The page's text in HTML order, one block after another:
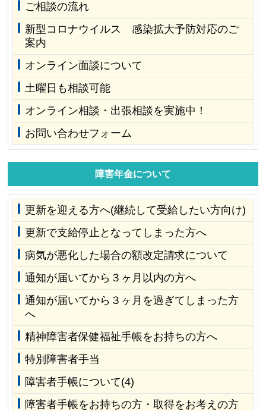
ご相談の流れ
新型コロナウイルス 感染拡大予防対応のご
案内
オンライン面談について
土曜日も相談可能
オンライン相談・出張相談を実施中！
お問い合わせフォーム
障害年金について
更新を迎える方へ(継続して受給したい方向け)
更新で支給停止となってしまった方へ
病気が悪化した場合の額改定請求について
通知が届いてから３ヶ月以内の方へ
通知が届いてから３ヶ月を過ぎてしまった方
へ
精神障害者保健福祉手帳をお持ちの方へ
特別障害者手当
障害者手帳について(4)
障害者手帳をお持ちの方・取得をお考えの方